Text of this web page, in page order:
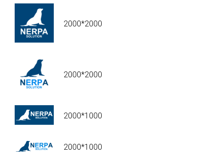
2000*2000
2000*2000
2000*1000
2000*1000